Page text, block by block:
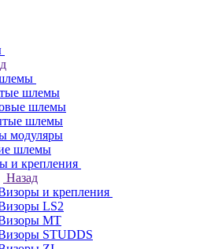
шлемы
шлемы
шлемы
модуляры
шлемы
и крепления
Назад
и крепления
LS2
MT
STUDDS